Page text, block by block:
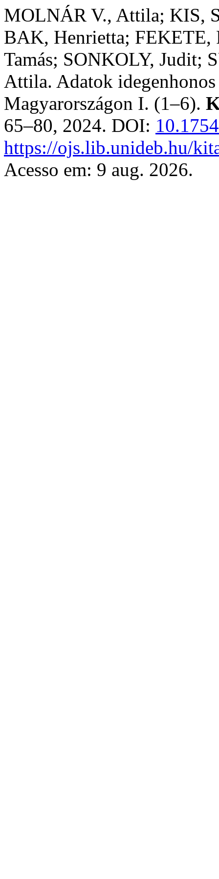
MOLNÁR V., Attila; KIS,
BAK, Henrietta;
Tamás; SONKOLY, Judit;
Attila. Adatok
Magyarországon I. (1–6).
65–80, 2024. DOI:
https://ojs.lib.unideb.hu/
Acesso em: 9 aug. 2026.